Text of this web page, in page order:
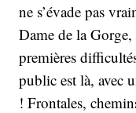
ne s’évade pas
Dame de la
premières
public est là, avec
! Frontales,